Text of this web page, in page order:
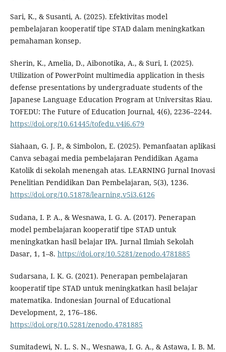
Sari, K., & Susanti, A. (2025). Efektivitas model
pembelajaran kooperatif tipe STAD dalam meningkatkan
pemahaman konsep.
Sherin, K., Amelia, D., Aibonotika, A., & Suri, I. (2025).
Utilization of PowerPoint multimedia application in thesis
defense presentations by undergraduate students of the
Japanese Language Education Program at Universitas Riau.
TOFEDU: The Future of Education Journal, 4(6), 2236–2244.
https://doi.org/10.61445/tofedu.v4i6.679
Siahaan, G. J. P., & Simbolon, E. (2025). Pemanfaatan aplikasi
Canva sebagai media pembelajaran Pendidikan Agama
Katolik di sekolah menengah atas. LEARNING Jurnal Inovasi
Penelitian Pendidikan Dan Pembelajaran, 5(3), 1236.
https://doi.org/10.51878/learning.v5i3.6126
Sudana, I. P. A., & Wesnawa, I. G. A. (2017). Penerapan
model pembelajaran kooperatif tipe STAD untuk
meningkatkan hasil belajar IPA. Jurnal Ilmiah Sekolah
Dasar, 1, 1–8. https://doi.org/10.5281/zenodo.4781885
Sudarsana, I. K. G. (2021). Penerapan pembelajaran
kooperatif tipe STAD untuk meningkatkan hasil belajar
matematika. Indonesian Journal of Educational
Development, 2, 176–186.
https://doi.org/10.5281/zenodo.4781885
Sumitadewi, N. L. S. N., Wesnawa, I. G. A., & Astawa, I. B. M.